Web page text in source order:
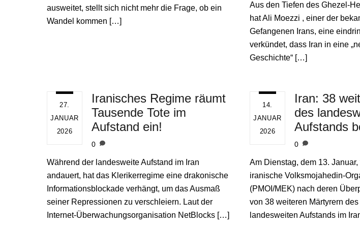
ausweitet, stellt sich nicht mehr die Frage, ob ein
Wandel kommen […]
Aus den Tiefen des Ghezel-
hat Ali Moezzi , einer der
Gefangenen Irans, eine
verkündet, dass Iran in eine
Geschichte“ […]
27.
JANUAR
2026
Iranisches Regime räumt
Tausende Tote im
Aufstand ein!
0
Während der landesweite Aufstand im Iran
andauert, hat das Klerikerregime eine drakonische
Informationsblockade verhängt, um das Ausmaß
seiner Repressionen zu verschleiern. Laut der
Internet-Überwachungsorganisation NetBlocks […]
14.
JANUAR
2026
Iran: 38
des
Aufstands
0
Am Dienstag, dem 13.
iranische Volksmojahedin-
(PMOI/MEK) nach deren
von 38 weiteren Märtyrern
landesweiten Aufstands im